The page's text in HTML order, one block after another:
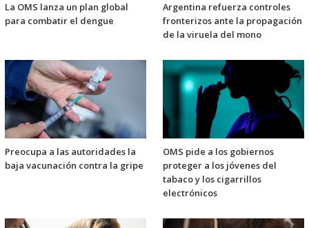
La OMS lanza un plan global
para combatir el dengue
Argentina refuerza controles
fronterizos ante la propagación
de la viruela del mono
Preocupa a las autoridades la
baja vacunación contra la gripe
OMS pide a los gobiernos
proteger a los jóvenes del
tabaco y los cigarrillos
electrónicos